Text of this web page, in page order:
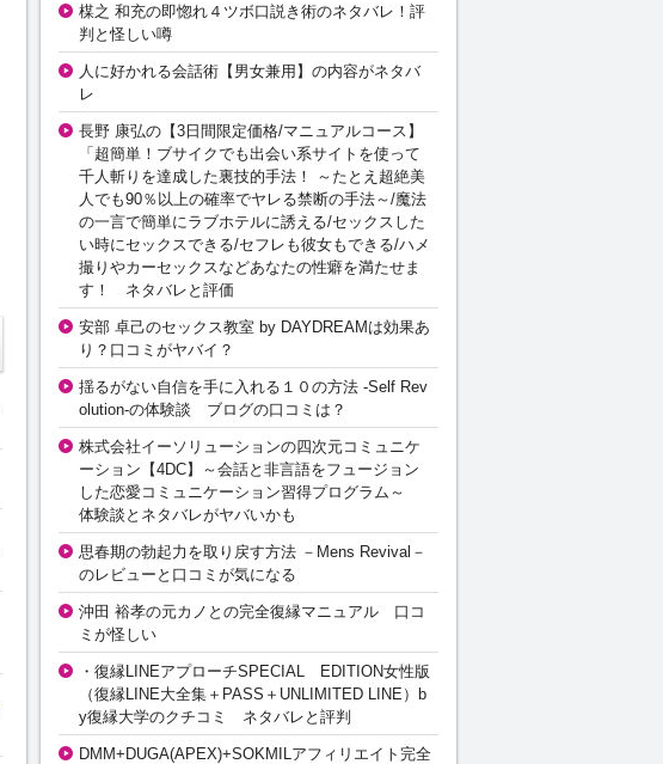
楳之 和充の即惚れ４ツボ口説き術のネタバレ！評
判と怪しい噂
人に好かれる会話術【男女兼用】の内容がネタバ
レ
長野 康弘の【3日間限定価格/マニュアルコース】
「超簡単！ブサイクでも出会い系サイトを使って
千人斬りを達成した裏技的手法！ ～たとえ超絶美
人でも90％以上の確率でヤレる禁断の手法～/魔法
の一言で簡単にラブホテルに誘える/セックスした
い時にセックスできる/セフレも彼女もできる/ハメ
撮りやカーセックスなどあなたの性癖を満たせま
す！ ネタバレと評価
安部 卓己のセックス教室 by DAYDREAMは効果あ
り？口コミがヤバイ？
揺るがない自信を手に入れる１０の方法 -Self Rev
olution-の体験談 ブログの口コミは？
株式会社イーソリューションの四次元コミュニケ
ーション【4DC】～会話と非言語をフュージョン
した恋愛コミュニケーション習得プログラム～
体験談とネタバレがヤバいかも
思春期の勃起力を取り戻す方法 －Mens Revival－
のレビューと口コミが気になる
沖田 裕孝の元カノとの完全復縁マニュアル 口コ
ミが怪しい
・復縁LINEアプローチSPECIAL EDITION女性版
（復縁LINE大全集＋PASS＋UNLIMITED LINE）b
y復縁大学のクチコミ ネタバレと評判
DMM+DUGA(APEX)+SOKMILアフィリエイト完全